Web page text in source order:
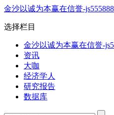
金沙以诚为本赢在信誉-
选择栏目
金沙以诚为本赢在信誉-
资讯
大咖
经济学人
研究报告
数据库